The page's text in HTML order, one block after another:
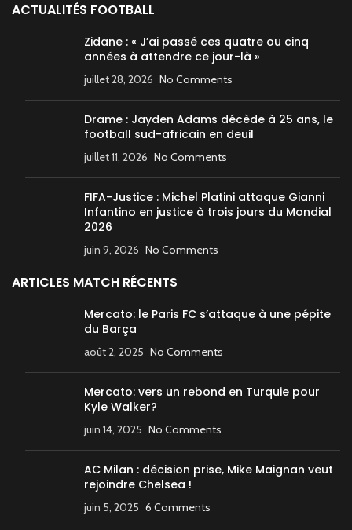
ACTUALITÉS FOOTBALL
Zidane : « J’ai passé ces quatre ou cinq
années à attendre ce jour-là »
juillet 28, 2026 No Comments
Drame : Jayden Adams décède à 25 ans, le
football sud-africain en deuil
juillet 11, 2026 No Comments
FIFA-Justice : Michel Platini attaque Gianni
Infantino en justice à trois jours du Mondial
2026
juin 9, 2026 No Comments
ARTICLES MATCH RÉCENTS
Mercato: le Paris FC s’attaque à une pépite
du Barça
août 2, 2025 No Comments
Mercato: vers un rebond en Turquie pour
Kyle Walker?
juin 14, 2025 No Comments
AC Milan : décision prise, Mike Maignan veut
rejoindre Chelsea !
juin 5, 2025 6 Comments